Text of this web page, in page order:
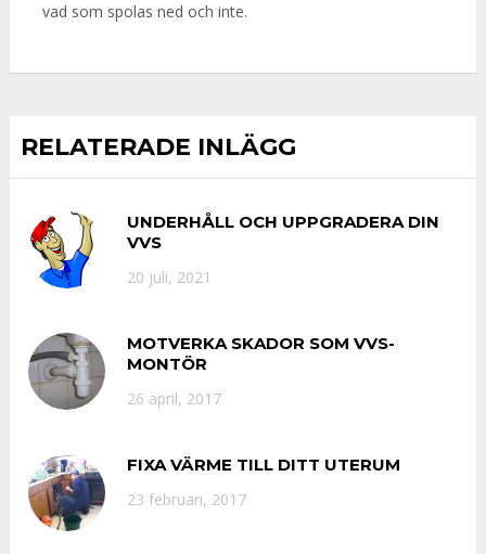
vad som spolas ned och inte.
RELATERADE INLÄGG
UNDERHÅLL OCH UPPGRADERA DIN
VVS
20 juli, 2021
MOTVERKA SKADOR SOM VVS-
MONTÖR
26 april, 2017
FIXA VÄRME TILL DITT UTERUM
23 februari, 2017